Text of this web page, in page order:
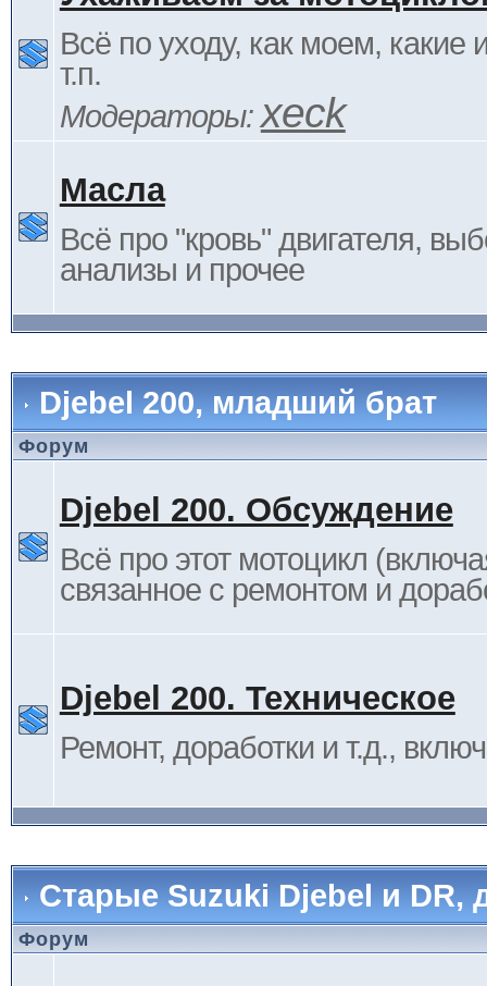
Всё по уходу, как моем, какие
т.п.
Модераторы:xeck
Масла
Всё про "кровь" двигателя,
анализы и прочее
Djebel 200, младший брат
Форум
Djebel 200. Обсуждение
Всё про этот мотоцикл
связанное с ремонтом и
Djebel 200. Техническое
Ремонт, доработки и т.д.,
Старые Suzuki Djebel и DR,
Форум